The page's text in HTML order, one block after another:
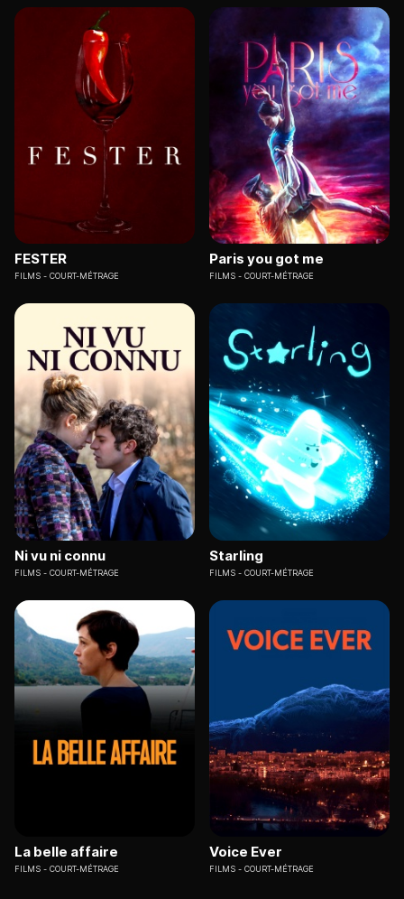
FESTER
FILMS COURT-MÉTRAGE
Paris you got me
FILMS COURT-MÉTRAGE
Ni vu ni connu
FILMS COURT-MÉTRAGE
Starling
FILMS COURT-MÉTRAGE
La belle affaire
FILMS COURT-MÉTRAGE
Voice Ever
FILMS COURT-MÉTRAGE